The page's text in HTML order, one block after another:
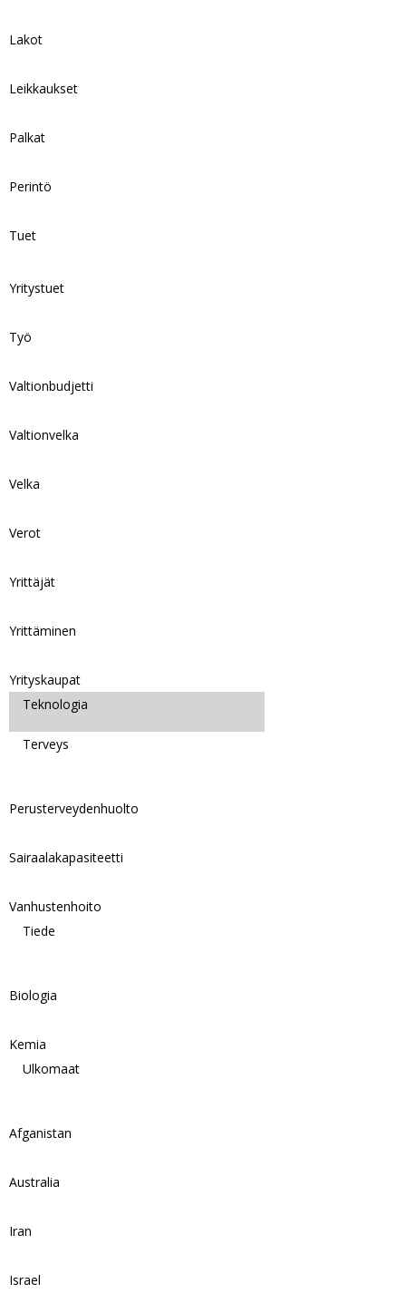
Lakot
Leikkaukset
Palkat
Perintö
Tuet
Yritystuet
Työ
Valtionbudjetti
Valtionvelka
Velka
Verot
Yrittäjät
Yrittäminen
Yrityskaupat
Teknologia
Terveys
Perusterveydenhuolto
Sairaalakapasiteetti
Vanhustenhoito
Tiede
Biologia
Kemia
Ulkomaat
Afganistan
Australia
Iran
Israel